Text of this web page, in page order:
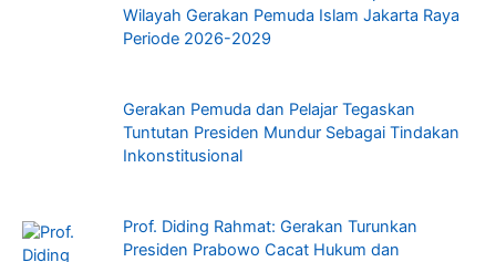
Wilayah Gerakan Pemuda Islam Jakarta Raya
Periode 2026-2029
Gerakan Pemuda dan Pelajar Tegaskan
Tuntutan Presiden Mundur Sebagai Tindakan
Inkonstitusional
Prof. Diding Rahmat: Gerakan Turunkan
Presiden Prabowo Cacat Hukum dan